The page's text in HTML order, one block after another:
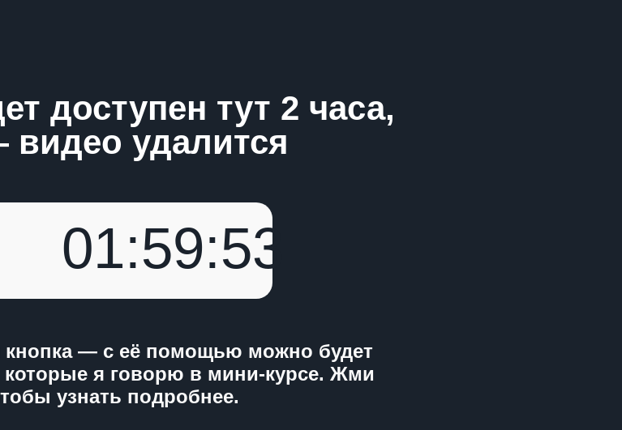
доступен тут 2 часа,
видео удалится
01:59:53
кнопка — с её помощью можно будет
я говорю в мини-курсе. Жми
узнать подробнее.